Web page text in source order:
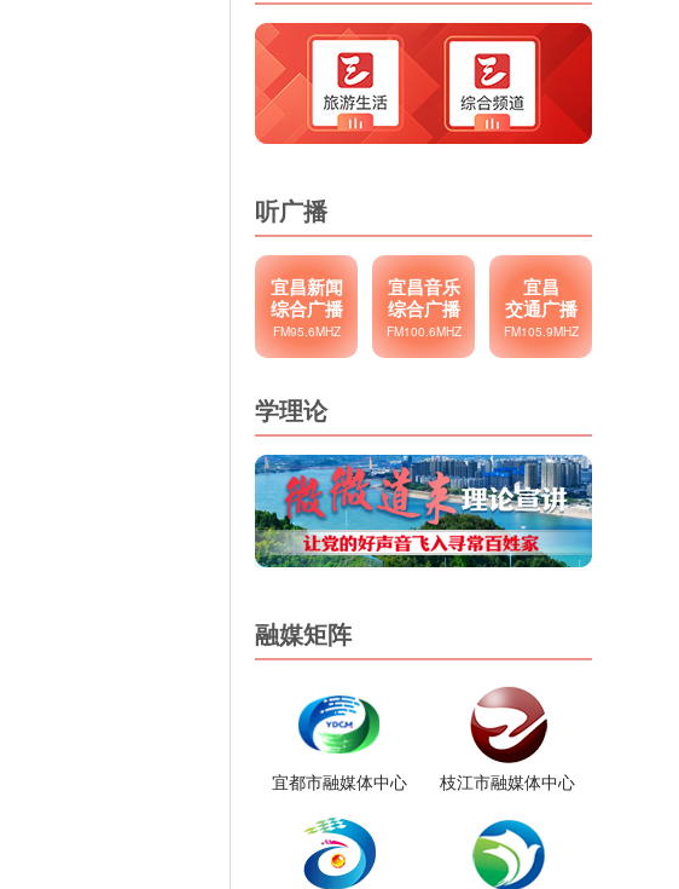
听广播
宜昌新闻
综合广播
FM95.6MHZ
宜昌音乐
综合广播
FM100.6MHZ
宜昌
交通广播
FM105.9MHZ
学理论
融媒矩阵
宜都市融媒体中心 枝江市融媒体中心